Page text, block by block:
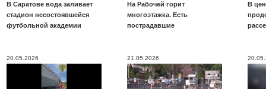
В Саратове вода заливает
стадион несостоявшейся
футбольной академии
На Рабочей горит
многоэтажка. Есть
пострадавшие
В
20.05.2026 21.05.2026